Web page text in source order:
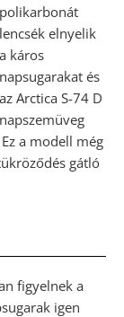
polikarbonát
lencsék elnyelik
a káros
napsugarakat és
az Arctica S-74 D
napszemüveg
a modell még
gátló
figyelnek a
igen